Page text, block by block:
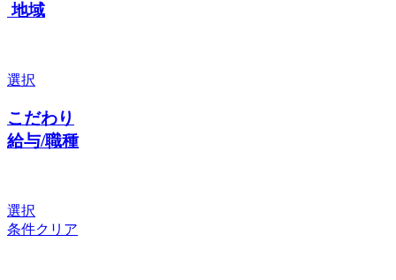
地域
選択
こだわり
給与/職種
選択
条件クリア